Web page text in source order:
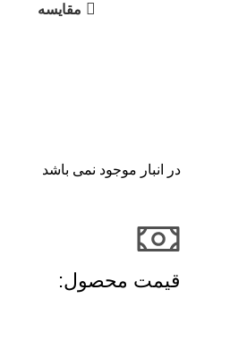
مقایسه
در انبار موجود نمی باشد
قیمت محصول:​